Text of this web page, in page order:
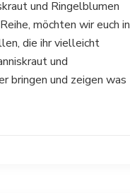
und Ringelblumen
möchten wir euch in
die ihr vielleicht
und
bringen und zeigen was